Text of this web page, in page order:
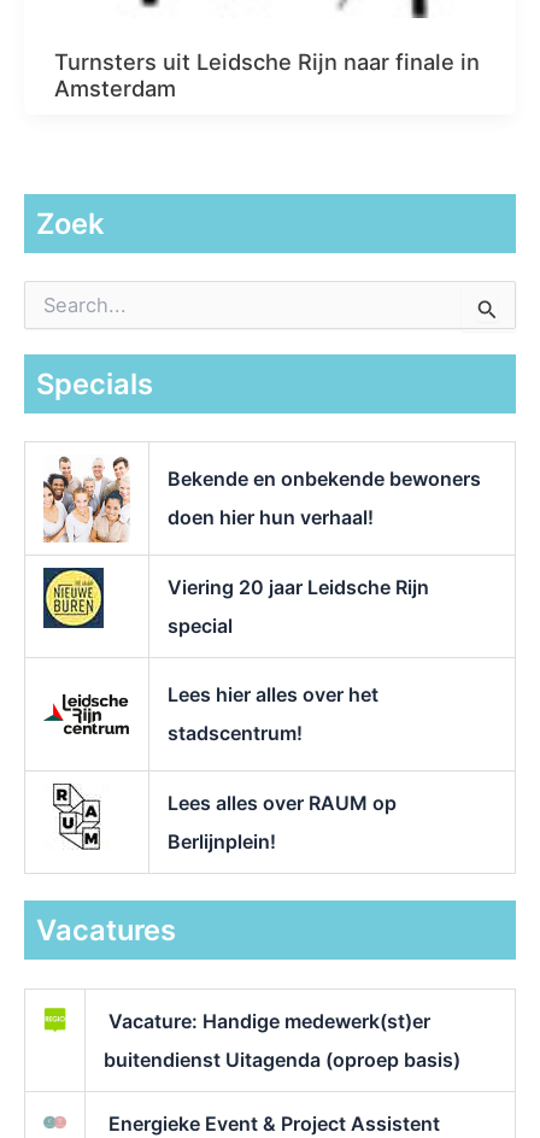
Turnsters uit Leidsche Rijn naar finale in
Amsterdam
Zoek
a
Specials
Bekende en onbekende bewoners
doen hier hun verhaal!
Viering 20 jaar Leidsche Rijn
special
Lees hier alles over het
stadscentrum!
Lees alles over RAUM op
Berlijnplein!
Vacatures
Vacature: Handige medewerk(st)er
buitendienst Uitagenda (oproep basis)
Energieke Event & Project Assistent